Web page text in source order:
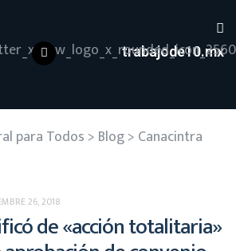
trabajode10.mx
para Todos > Blog> Canacintra
26, 2018
de «acción totalitaria»